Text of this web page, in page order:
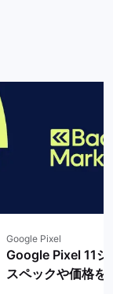
Google Pixel
Google Pixel 11シ
スペックや価格を